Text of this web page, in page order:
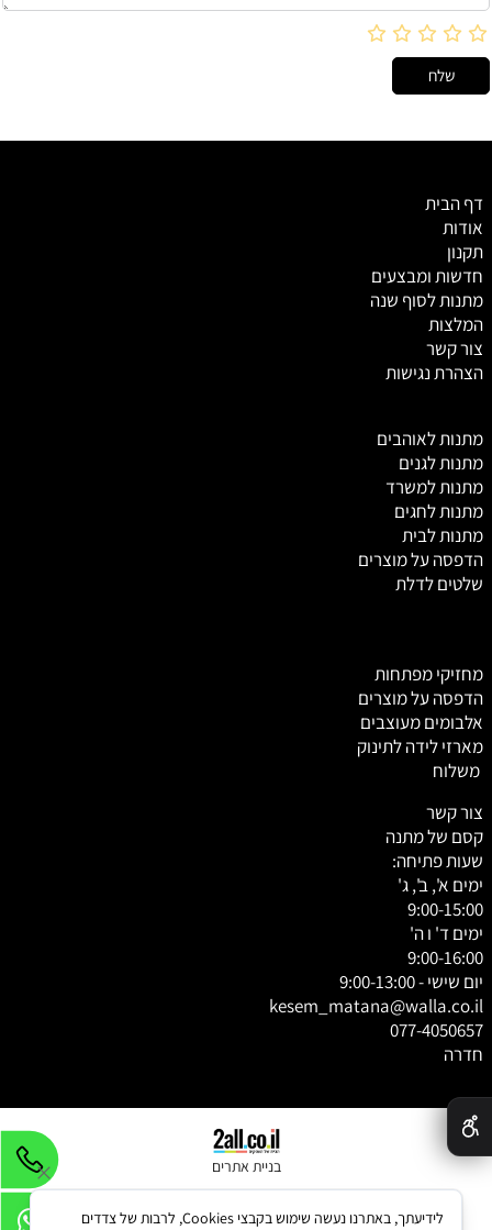
דף הבית
אודות
תקנון
חדשות ומבצעים
מתנות לסוף שנה
המלצות
צור קשר
הצהרת נגישות
מתנות לאוהבים
מתנות לגנים
מתנות למשרד
מתנות לחגים
מתנות לבית
הדפסה על מוצרים
שלטים לדלת
מחזיקי מפתחות
הדפסה על מוצרים
אלבומים מעוצבים
מארזי לידה לתינוק
משלוח
צור קשר
קסם של מתנה
שעות פתיחה:
ימים א', ב', ג'
9:00-15:00
ימים ד' ו ה'
9:00-16:00
יום שישי - 9:00-13:00
kesem_matana@walla.co.il
077-4050657
חדרה
בניית אתרים
לידיעתך, באתרנו נעשה שימוש בקבצי Cookies, לרבות של צדדים